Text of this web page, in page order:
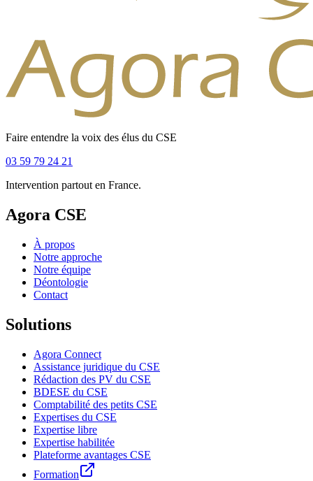
Faire entendre la voix des élus du CSE
03 59 79 24 21
Intervention partout en France.
Agora CSE
À propos
Notre approche
Notre équipe
Déontologie
Contact
Solutions
Agora Connect
Assistance juridique du CSE
Rédaction des PV du CSE
BDESE du CSE
Comptabilité des petits CSE
Expertises du CSE
Expertise libre
Expertise habilitée
Plateforme avantages CSE
Formation